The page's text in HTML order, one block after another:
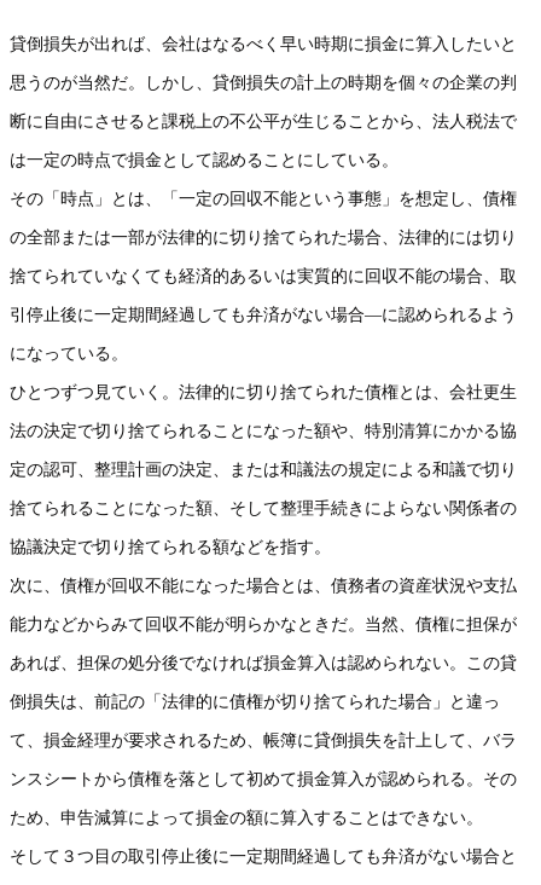
貸倒損失が出れば、会社はなるべく早い時期に損金に算入したいと
思うのが当然だ。しかし、貸倒損失の計上の時期を個々の企業の判
断に自由にさせると課税上の不公平が生じることから、法人税法で
は一定の時点で損金として認めることにしている。
その「時点」とは、「一定の回収不能という事態」を想定し、債権
の全部または一部が法律的に切り捨てられた場合、法律的には切り
捨てられていなくても経済的あるいは実質的に回収不能の場合、取
引停止後に一定期間経過しても弁済がない場合―に認められるよう
になっている。
ひとつずつ見ていく。法律的に切り捨てられた債権とは、会社更生
法の決定で切り捨てられることになった額や、特別清算にかかる協
定の認可、整理計画の決定、または和議法の規定による和議で切り
捨てられることになった額、そして整理手続きによらない関係者の
協議決定で切り捨てられる額などを指す。
次に、債権が回収不能になった場合とは、債務者の資産状況や支払
能力などからみて回収不能が明らかなときだ。当然、債権に担保が
あれば、担保の処分後でなければ損金算入は認められない。この貸
倒損失は、前記の「法律的に債権が切り捨てられた場合」と違っ
て、損金経理が要求されるため、帳簿に貸倒損失を計上して、バラ
ンスシートから債権を落として初めて損金算入が認められる。その
ため、申告減算によって損金の額に算入することはできない。
そして３つ目の取引停止後に一定期間経過しても弁済がない場合と